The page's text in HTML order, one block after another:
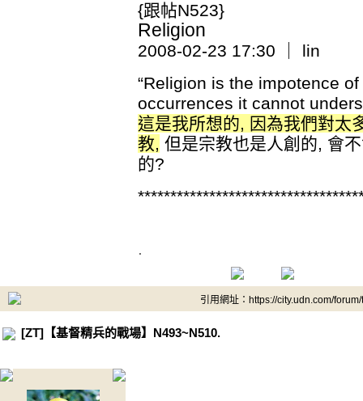
{跟帖N523}
Religion
2008-02-23 17:30 ｜ lin
“Religion is the impotence
occurrences it cannot
這是我所想的, 因為我們對太
教, 但是宗教也是人創的, 會
的?
.
引用網址：https://city.udn.com/
[ZT]【基督精兵的戰場】N493~N510.